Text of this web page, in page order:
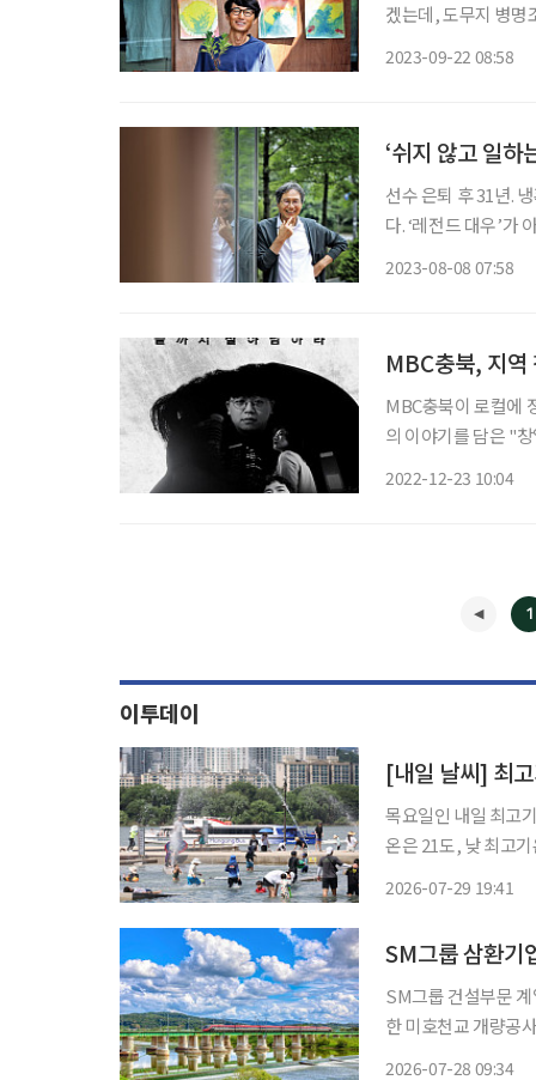
겠는데, 도무지 병명
2023-09-22 08:58
‘쉬지 않고 일하
선수 은퇴 후 31년.
다. ‘레전드 대우’가
2023-08-08 07:58
MBC충북, 지
MBC충북이 로컬에
의 이야기를 담은 "
2022-12-23 10:04
1
이투데이
[내일 날씨] 최
목요일인 내일 최고기온
온은 21도, 낮 최고기온은 39
2026-07-29 19:41
SM그룹 삼환기
SM그룹 건설부문
한 미호천교 개량공사의 낙찰자
2026-07-28 09:34